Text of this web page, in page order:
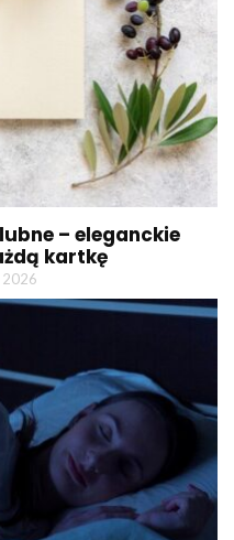
– eleganckie
kartkę
2026